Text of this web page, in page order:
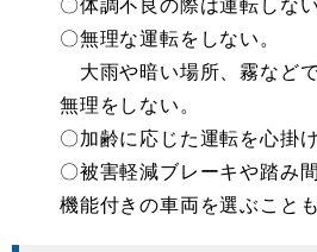
〇無理な運転をしない。
大雨や暗い場所、霧など
無理をしない。
〇加齢に応じた運転を心掛
〇被害軽減ブレーキや踏み
機能付きの車両を選ぶこと